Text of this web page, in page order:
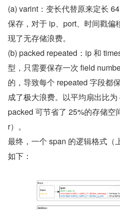
(a) varint：变长代替原来定长
保存，对于 ip、port、时间戳偏
现了无存储浪费。
(b) packed repeated：ip 和
型，只需要保存一次 field
的，导致每个 repeated 字段都
成了极大浪费。以平均扇出比
packed 可节省了 25%的存储空
r）。
最终，一个 span 的逻辑格式（
如下：